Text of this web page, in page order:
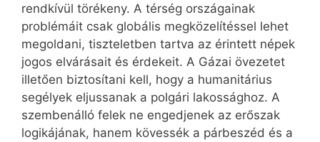
rendkívül törékeny. A térség országainak
problémáit csak globális megközelítéssel lehet
megoldani, tiszteletben tartva az érintett népek
jogos elvárásait és érdekeit. A Gázai övezetet
illetően biztosítani kell, hogy a humanitárius
segélyek eljussanak a polgári lakossághoz. A
szembenálló felek ne engedjenek az erőszak
logikájának, hanem kövessék a párbeszéd és a